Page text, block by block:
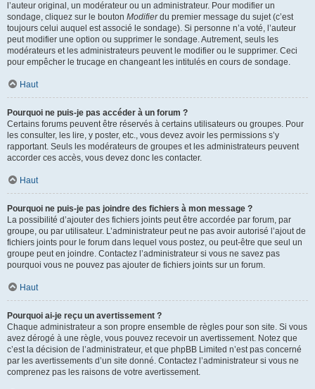
l’auteur original, un modérateur ou un administrateur. Pour modifier un
sondage, cliquez sur le bouton Modifierdu premier message du sujet (c’est
toujours celui auquel est associé le sondage). Si personne n’a voté, l’auteur
peut modifier une option ou supprimer le sondage. Autrement, seuls les
modérateurs et les administrateurs peuvent le modifier ou le supprimer. Ceci
pour empêcher le trucage en changeant les intitulés en cours de sondage.
Haut
Pourquoi ne puis-je pas accéder à un forum ?
Certains forums peuvent être réservés à certains utilisateurs ou groupes. Pour
les consulter, les lire, y poster, etc., vous devez avoir les permissions s’y
rapportant. Seuls les modérateurs de groupes et les administrateurs peuvent
accorder ces accès, vous devez donc les contacter.
Haut
Pourquoi ne puis-je pas joindre des fichiers à mon message ?
La possibilité d’ajouter des fichiers joints peut être accordée par forum, par
groupe, ou par utilisateur. L’administrateur peut ne pas avoir autorisé l’ajout de
fichiers joints pour le forum dans lequel vous postez, ou peut-être que seul un
groupe peut en joindre. Contactez l’administrateur si vous ne savez pas
pourquoi vous ne pouvez pas ajouter de fichiers joints sur un forum.
Haut
Pourquoi ai-je reçu un avertissement ?
Chaque administrateur a son propre ensemble de règles pour son site. Si vous
avez dérogé à une règle, vous pouvez recevoir un avertissement. Notez que
c’est la décision de l’administrateur, et que phpBB Limited n’est pas concerné
par les avertissements d’un site donné. Contactez l’administrateur si vous ne
comprenez pas les raisons de votre avertissement.